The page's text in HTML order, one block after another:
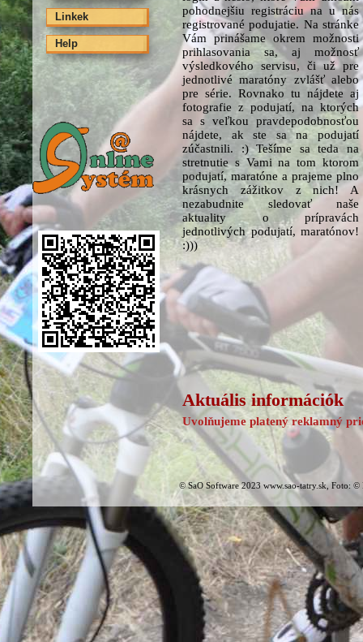
Linkek
Help
pohodnejšiu registráciu na u nás
registrované podujatie. Na stránke
Vám prinášame okrem možnosti
prihlasovania sa, aj možnosť
výsledkového servisu, či už pre
jednotlivé maratóny zvlášť alebo
pre série. Rovnako tu nájdete aj
fotografie z podujatí, na ktorých
sa s veľkou pravdepodobnosťou
nájdete, ak ste sa na podujatí
zúčastnili. :) Tešíme sa teda na
stretnutie s Vami na tom ktorom
podujatí, maratóne a prajeme plno
krásnych zážitkov z nich! A
nezabudnite sledovať naše
aktuality o prípravách
jednotlivých podujatí, maratónov!
:)))
Aktuális információk
Uvolňujeme platený reklamný
© SaO Software 2023 www.sao-tatry.sk, Foto: